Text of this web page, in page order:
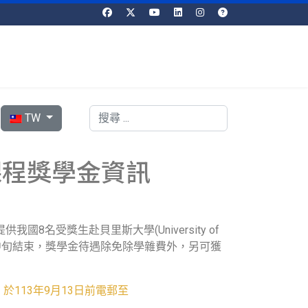
選擇你的語言
TW 搜索
獎學金資訊
供我國8名受獎生赴貝里斯大學(University of
結束，獎學金待遇除免除學雜費外，另可獲
於113年9月13日前電郵至